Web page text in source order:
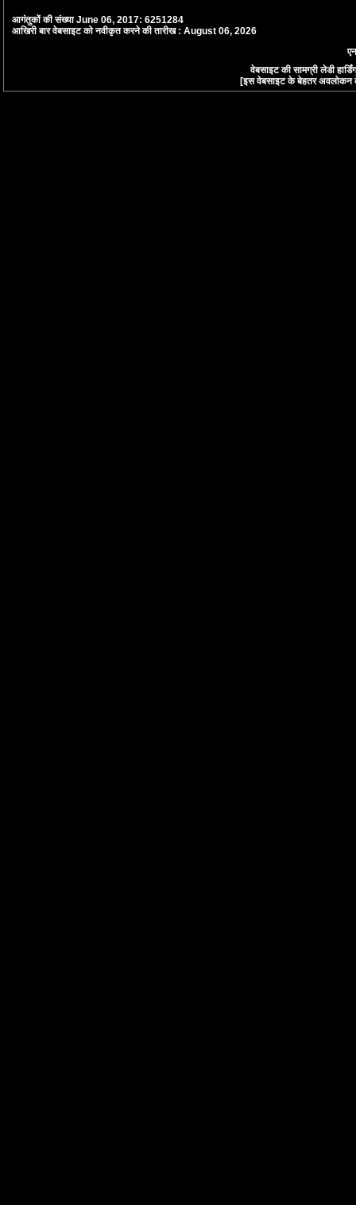
आगंतुकों की संख्या June 06, 2017: 6251284
आखिरी बार वेबसाइट को नवीकृत करने की तारीख : August 06, 2026
वेबसाइट की सामग्री लेडी
[इस वेबसाइट के बेहतर अवलोकन